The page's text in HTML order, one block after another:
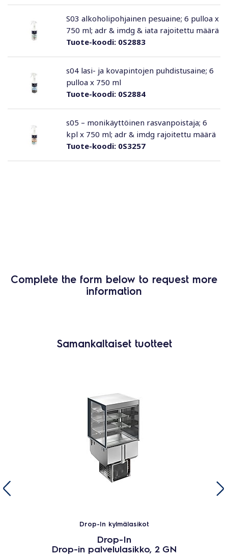
Tuote-koodi:0S2883
S03 alkoholipohjainen pesuaine; 6 pulloa x
750 ml; adr & imdg & iata rajoitettu määrä
Tuote-koodi:0S2884
s04 lasi- ja kovapintojen puhdistusaine; 6
pulloa x 750 ml
Tuote-koodi:0S3257
s05 – monikäyttöinen rasvanpoistaja; 6
kpl x 750 ml; adr & imdg rajoitettu määrä
Complete the form below to request more
information
Samankaltaiset tuotteet
Drop-In kylmälasikot
Drop-In
Drop-in palvelulasikko, 2 GN